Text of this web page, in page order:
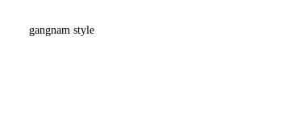
gangnam style